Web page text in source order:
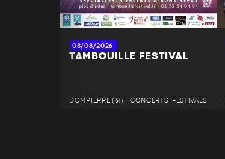
08/08/2026
TAMBOUILLE FESTIVAL
DOMPIERRE (61) • CONCERTS, FESTIVALS